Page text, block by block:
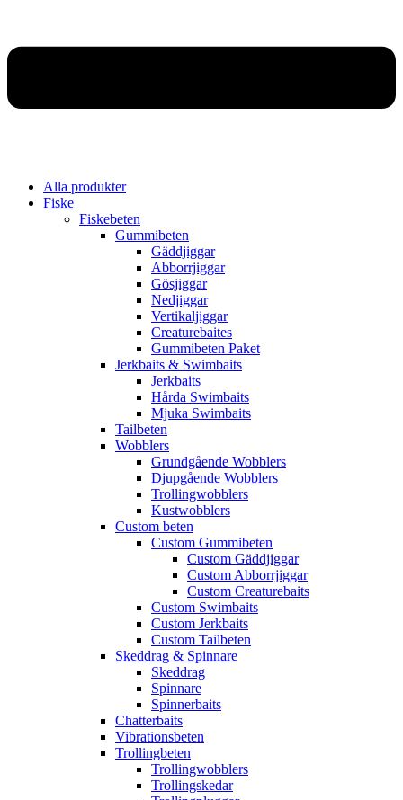
Alla produkter
Fiske
Fiskebeten
Gummibeten
Gäddjiggar
Abborrjiggar
Gösjiggar
Nedjiggar
Vertikaljiggar
Creaturebaites
Gummibeten Paket
Jerkbaits & Swimbaits
Jerkbaits
Hårda Swimbaits
Mjuka Swimbaits
Tailbeten
Wobblers
Grundgående Wobblers
Djupgående Wobblers
Trollingwobblers
Kustwobblers
Custom beten
Custom Gummibeten
Custom Gäddjiggar
Custom Abborrjiggar
Custom Creaturebaits
Custom Swimbaits
Custom Jerkbaits
Custom Tailbeten
Skeddrag & Spinnare
Skeddrag
Spinnare
Spinnerbaits
Chatterbaits
Vibrationsbeten
Trollingbeten
Trollingwobblers
Trollingskedar